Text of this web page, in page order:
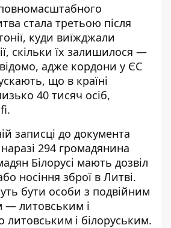
стала третьою після
куди виїжджали
скільки їх залишилося —
адже кордони у ЄС
що в країні
40 тисяч осіб,
.
записці до документа
294 громадянина
Білорусі мають дозвіл
носіння зброї в Литві.
бути особи з подвійним
— литовським і
литовським і білоруським.